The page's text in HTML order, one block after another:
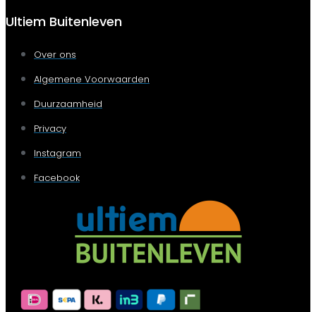
Ultiem Buitenleven
Over ons
Algemene Voorwaarden
Duurzaamheid
Privacy
Instagram
Facebook